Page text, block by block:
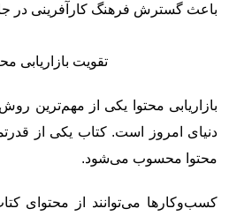
باعث گسترش فرهنگ کارآفرینی در
تقویت بازاریابی
بازاریابی محتوا یکی از مهم‌ترین
دنیای امروز است. کتاب یکی از
محتوا محسوب می‌شود.
کسب‌وکارها می‌توانند از محتوای